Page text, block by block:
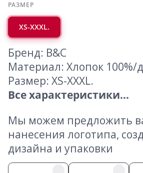
РАЗМЕР
XS-XXXL.
Бренд: B&C
Материал: Хлопок 100%/
Размер: XS-XXXL.
Все характеристики...
Мы можем предложить
нанесения логотипа,
дизайна и упаковки